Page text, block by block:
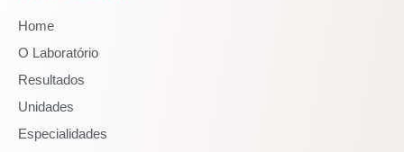
Home
O Laboratório
Resultados
Unidades
Especialidades